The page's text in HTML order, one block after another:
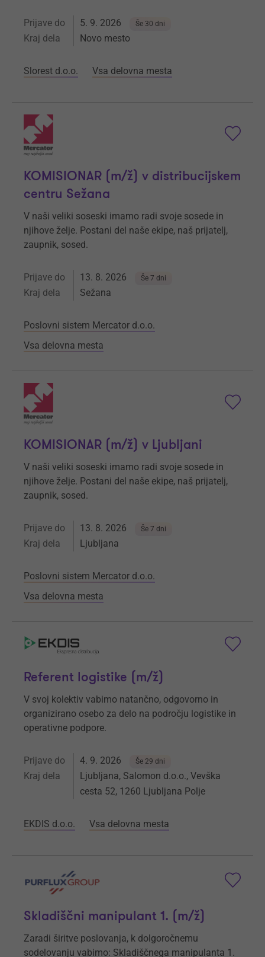
Prijave do 5. 9. 2026 Še 30 dni
Kraj dela Novo mesto
Slorest d.o.o. Vsa delovna mesta
KOMISIONAR (m/ž) v distribucijskem
centru Sežana
V naši veliki soseski imamo radi svoje sosede in
njihove želje. Postani del naše ekipe, naš prijatelj,
zaupnik, sosed.
Prijave do 13. 8. 2026 Še 7 dni
Kraj dela Sežana
Poslovni sistem Mercator d.o.o.
Vsa delovna mesta
KOMISIONAR (m/ž) v Ljubljani
V naši veliki soseski imamo radi svoje sosede in
njihove želje. Postani del naše ekipe, naš prijatelj,
zaupnik, sosed.
Prijave do 13. 8. 2026 Še 7 dni
Kraj dela Ljubljana
Poslovni sistem Mercator d.o.o.
Vsa delovna mesta
Referent logistike (m/ž)
V svoj kolektiv vabimo natančno, odgovorno in
organizirano osebo za delo na področju logistike in
operativne podpore.
Prijave do 4. 9. 2026 Še 29 dni
Kraj dela
Ljubljana, Salomon d.o.o., Vevška
cesta 52, 1260 Ljubljana Polje
EKDIS d.o.o. Vsa delovna mesta
Skladiščni manipulant 1. (m/ž)
Zaradi širitve poslovanja, k dolgoročnemu
sodelovanju vabimo: Skladiščnega manipulanta 1.